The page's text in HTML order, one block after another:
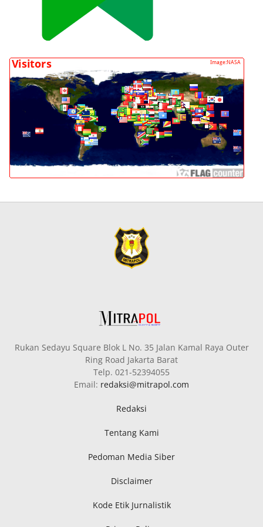
Rukan Sedayu Square Blok L No. 35 Jalan Kamal Raya Outer
Ring Road Jakarta Barat
Telp. 021-52394055
Email: redaksi@mitrapol.com
Redaksi
Tentang Kami
Pedoman Media Siber
Disclaimer
Kode Etik Jurnalistik